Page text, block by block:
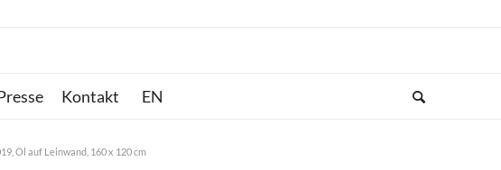
Kontakt
Öl auf Leinwand, 160 x 120 cm